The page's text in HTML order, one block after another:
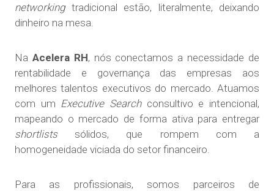
networkingtradicional estão, literalmente, deixando
dinheiro na mesa.
Na Acelera RH, nós conectamos a necessidade de
rentabilidade e governança das empresas aos
melhores talentos executivos do mercado. Atuamos
com um Executive Searchconsultivo e intencional,
mapeando o mercado de forma ativa para entregar
shortlistssólidos, que rompem com a
homogeneidade viciada do setor financeiro.
Para as profissionais, somos parceiros de